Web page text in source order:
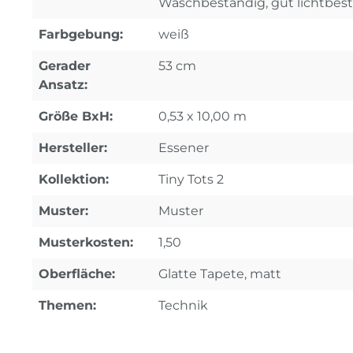
Farbgebung: weiß
Gerader
Ansatz:
53 cm
Größe BxH: 0,53 x 10,00 m
Hersteller: Essener
Kollektion: Tiny Tots 2
Muster: Muster
Musterkosten: 1,50
Oberfläche: Glatte Tapete, matt
Themen: Technik